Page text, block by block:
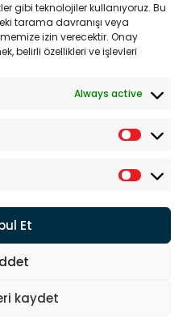
gibi teknolojiler kullanıyoruz. Bu
tarama davranışı veya
izin verecektir. Onay
belirli özellikleri ve işlevleri
Always active
Et
kaydet